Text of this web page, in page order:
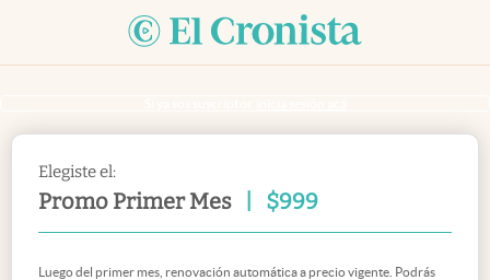
Elegiste el:
Promo Primer Mes $999
Luego del primer mes, renovación automática a precio vigente. Podrás